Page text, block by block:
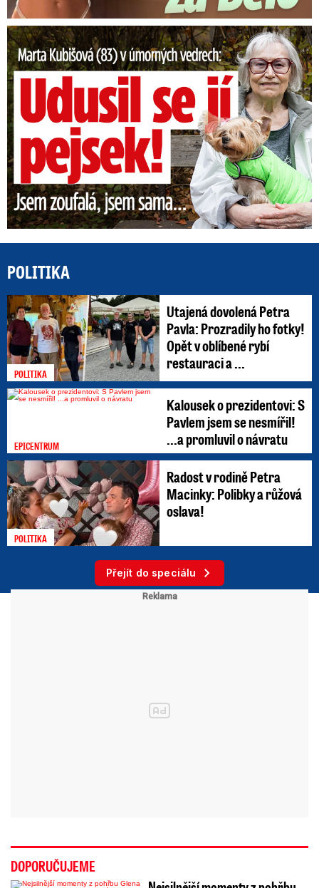
Marta Kubišová (83) v úmorných vedrech: Udusil se jí pejsek!
POLITIKA
POLITIKA
Utajená dovolená Petra
Pavla: Prozradily ho fotky!
Opět v oblíbené rybí
restauraci a ...
EPICENTRUM
Kalousek o prezidentovi: S
Pavlem jsem se nesmířil!
...a promluvil o návratu
POLITIKA
Radost v rodině Petra
Macinky: Polibky a růžová
oslava!
Přejít do speciálu
DOPORUČUJEME